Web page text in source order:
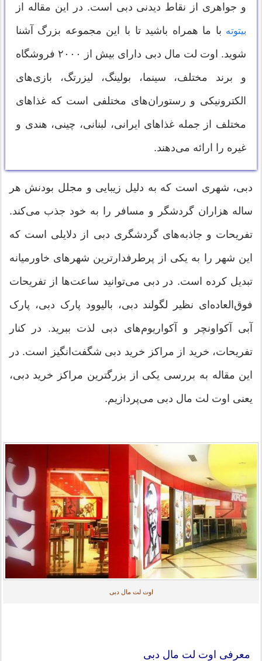
و جواهری از نقاط دیدنی دبی است. در این مقاله از
بیتوته با ما همراه باشید تا با این مجموعه بزرگ آشنا
شوید. اوت لت مال دبی دارای بیش از ۲۰۰۰ فروشگاه
و برند مختلف، سینما، بولینگ، لیزرتگ، بازی‌های
الکترونیکی و رستوران‌های مختلفی است که غذاهای
مختلف از جمله غذاهای ایرانی، لبنانی، چینی، هندی و
غیره را ارائه می‌دهند.
دبی، شهری است که به دلیل زیبایی و مجلل بودنش هر
ساله هزاران گردشگر و مسافر را به خود جذب می‌کند.
تفریحات و جاذبه‌های گردشگری دبی از دلایلی است که
این شهر را به یکی از پرطرفدارترین شهرهای خاورمیانه
تبدیل کرده است. در دبی می‌توانید ساعت‌ها از تفریحات
فوق‌العاده‌ای نظیر لگولند دبی، بالیوود پارک دبی، پارک
آبی آکواونچر و آکواریوم‌های دبی لذت ببرید. در کنار
تفریحات، خرید از مراکز خرید دبی شگفت‌انگیز است. در
این مقاله به بررسی یکی از بزرگترین مراکز خرید دبی،
یعنی اوت لت مال دبی می‌پردازیم.
اوت لت مال دبی
معرفی اوت لت مال دبی